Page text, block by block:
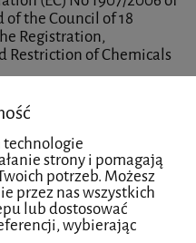
the Council of 18
Registration,
Restriction of Chemicals
type settlement,
strony i pomagają
potrzeb. Możesz
przez nas wszystkich
lub dostosować
wybierając